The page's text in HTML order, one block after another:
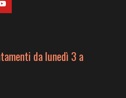
da lunedì 3 a